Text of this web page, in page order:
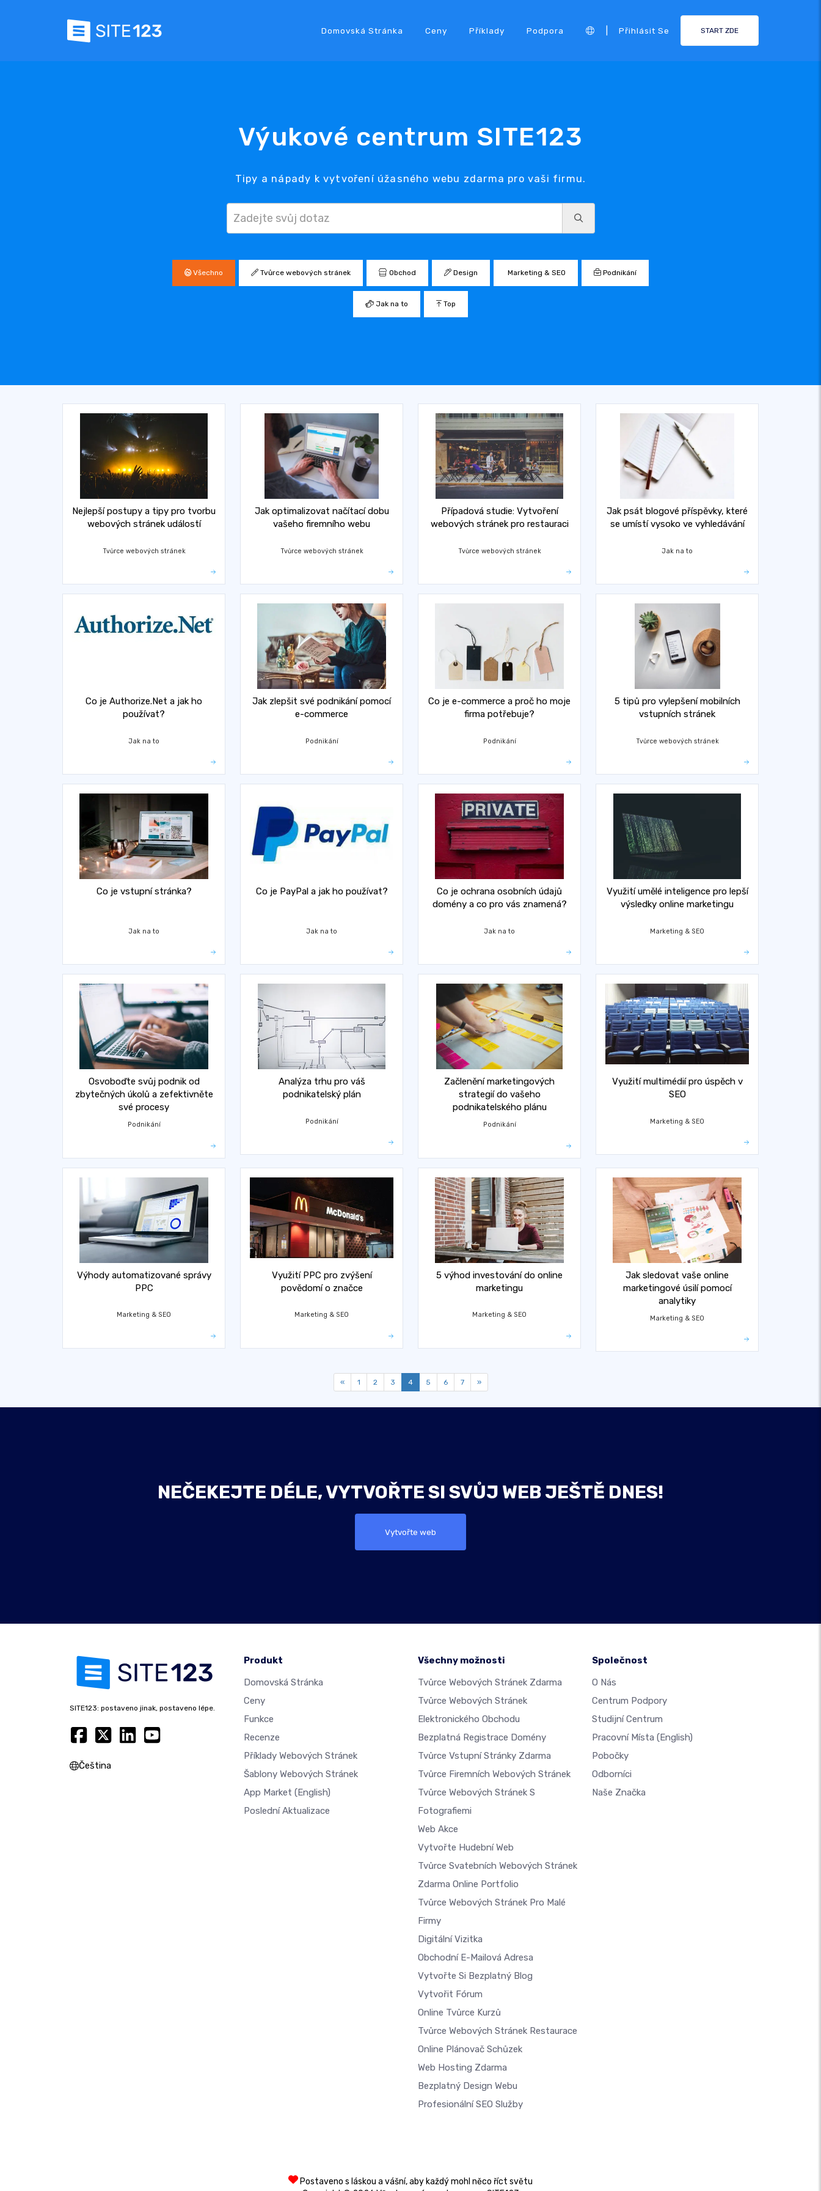
Domovská Stránka Ceny Příklady Podpora Přihlásit Se START ZDE
Výukové centrum SITE123
Tipy a nápady k vytvoření úžasného webu zdarma pro vaši firmu.
Všechno Tvůrce webových stránek Obchod Design Marketing & SEO Podnikání
Jak na to Top
Nejlepší postupy a tipy pro tvorbu
webových stránek událostí
Tvůrce webových stránek
Jak optimalizovat načítací dobu
vašeho firemního webu
Tvůrce webových stránek
Případová studie: Vytvoření
webových stránek pro restauraci
Tvůrce webových stránek
Jak psát blogové příspěvky, které
se umístí vysoko ve vyhledávání
Jak na to
Co je Authorize.Net a jak ho
používat?
Jak na to
Jak zlepšit své podnikání pomocí
e-commerce
Podnikání
Co je e-commerce a proč ho moje
firma potřebuje?
Podnikání
5 tipů pro vylepšení mobilních
vstupních stránek
Tvůrce webových stránek
Co je vstupní stránka?
Jak na to
Co je PayPal a jak ho používat?
Jak na to
Co je ochrana osobních údajů
domény a co pro vás znamená?
Jak na to
Využití umělé inteligence pro lepší
výsledky online marketingu
Marketing & SEO
Osvoboďte svůj podnik od
zbytečných úkolů a zefektivněte
své procesy
Podnikání
Analýza trhu pro váš
podnikatelský plán
Podnikání
Začlenění marketingových
strategií do vašeho
podnikatelského plánu
Podnikání
Využití multimédií pro úspěch v
SEO
Marketing & SEO
Výhody automatizované správy
PPC
Marketing & SEO
Využití PPC pro zvýšení
povědomí o značce
Marketing & SEO
5 výhod investování do online
marketingu
Marketing & SEO
Jak sledovat vaše online
marketingové úsilí pomocí
analytiky
Marketing & SEO
« 1 2 3 4 5 6 7 »
NEČEKEJTE DÉLE, VYTVOŘTE SI SVŮJ WEB JEŠTĚ DNES!
Vytvořte web
SITE123: postaveno jinak, postaveno lépe.
Čeština
Produkt
Domovská Stránka
Ceny
Funkce
Recenze
Příklady Webových Stránek
Šablony Webových Stránek
App Market (English)
Poslední Aktualizace
Všechny možnosti
Tvůrce Webových Stránek Zdarma
Tvůrce Webových Stránek
Elektronického Obchodu
Bezplatná Registrace Domény
Tvůrce Vstupní Stránky Zdarma
Tvůrce Firemních Webových Stránek
Tvůrce Webových Stránek S
Fotografiemi
Web Akce
Vytvořte Hudební Web
Tvůrce Svatebních Webových Stránek
Zdarma Online Portfolio
Tvůrce Webových Stránek Pro Malé
Firmy
Digitální Vizitka
Obchodní E-Mailová Adresa
Vytvořte Si Bezplatný Blog
Vytvořit Fórum
Online Tvůrce Kurzů
Tvůrce Webových Stránek Restaurace
Online Plánovač Schůzek
Web Hosting Zdarma
Bezplatný Design Webu
Profesionální SEO Služby
Společnost
O Nás
Centrum Podpory
Studijní Centrum
Pracovní Místa (English)
Pobočky
Odborníci
Naše Značka
Postaveno s láskou a vášní, aby každý mohl něco říct světu